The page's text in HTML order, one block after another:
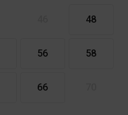
48
56 58
66